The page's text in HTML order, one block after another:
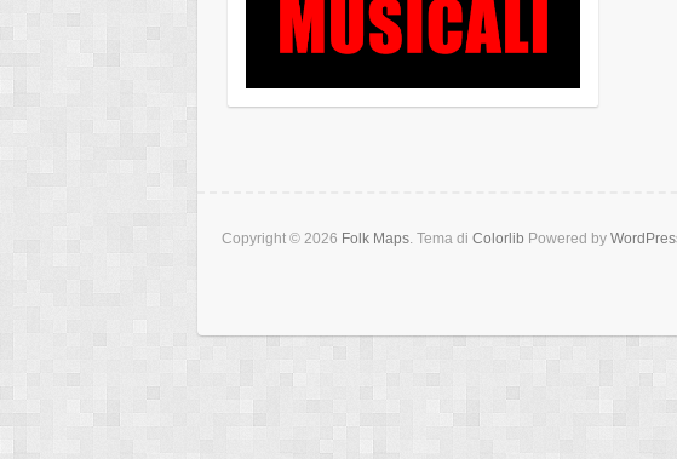
Copyright © 2026 Folk Maps. Tema di Colorlib Powered by